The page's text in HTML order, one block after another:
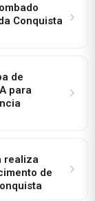
Conquista
de
para
realiza
de